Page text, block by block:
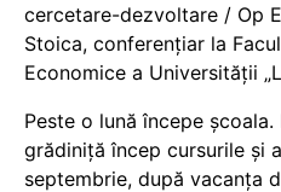
cercetare-dezvoltare / Op
Stoica, conferențiar la
Economice a Universității
Peste o lună începe
grădiniță încep cursurile și
septembrie, după vacanța